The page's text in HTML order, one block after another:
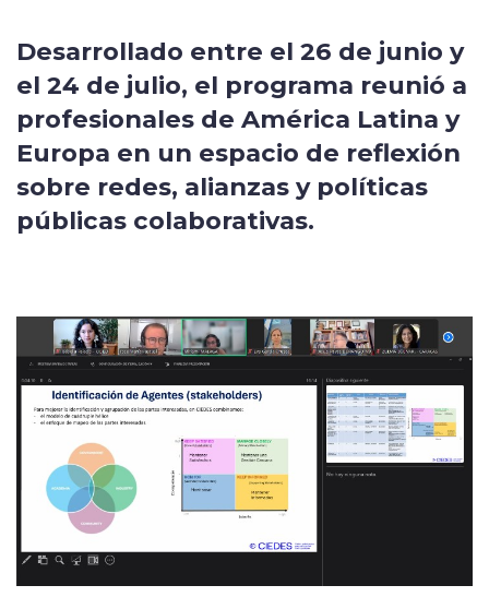
Desarrollado entre el 26 de junio y
el 24 de julio, el programa reunió a
profesionales de América Latina y
Europa en un espacio de reflexión
sobre redes, alianzas y políticas
públicas colaborativas.